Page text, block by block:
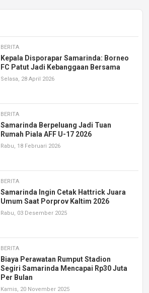
BERITA
Kepala Disporapar Samarinda: Borneo
FC Patut Jadi Kebanggaan Bersama
Selasa, 28 April 2026
BERITA
Samarinda Berpeluang Jadi Tuan
Rumah Piala AFF U-17 2026
Rabu, 18 Februari 2026
BERITA
Samarinda Ingin Cetak Hattrick Juara
Umum Saat Porprov Kaltim 2026
Rabu, 03 Desember 2025
BERITA
Biaya Perawatan Rumput Stadion
Segiri Samarinda Mencapai Rp30 Juta
Per Bulan
Kamis, 20 November 2025